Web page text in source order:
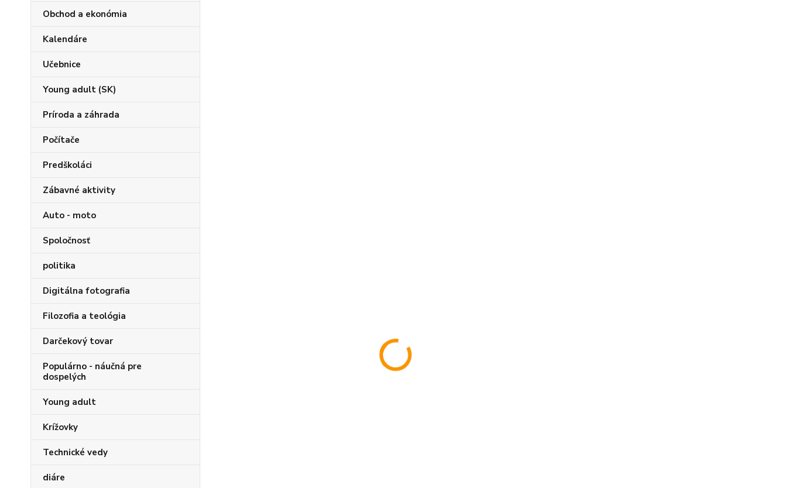
Obchod a ekonómia
Kalendáre
Učebnice
Young adult (SK)
Príroda a záhrada
Počítače
Predškoláci
Zábavné aktivity
Auto - moto
Spoločnosť
politika
Digitálna fotografia
Filozofia a teológia
Darčekový tovar
Populárno - náučná pre
dospelých
Young adult
Krížovky
Technické vedy
diáre